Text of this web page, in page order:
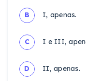
B I, apenas.
C I e III,
D II, apenas.